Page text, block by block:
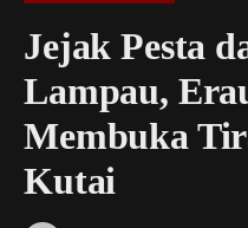
Jejak Pesta
Lampau,
Membuka
Kutai